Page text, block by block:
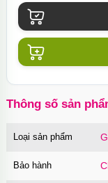
Thông số sản
Loại sản phẩm
Bảo hành